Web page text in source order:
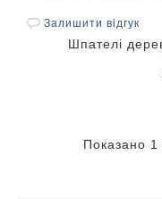
Залишити відгук
Шпателі
Показано 1